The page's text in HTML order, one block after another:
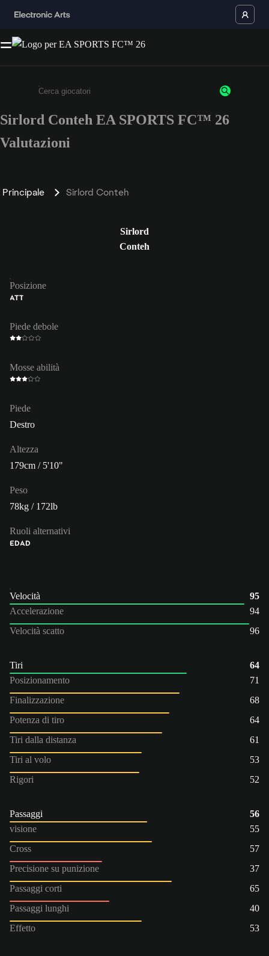
Inserisci un minimo di 3 caratteri o numeri.
Sirlord Conteh EA SPORTS FC™ 26
Valutazioni
Principale Sirlord Conteh
Sirlord
Conteh
Posizione
ATT
Piede debole
Mosse abilità
Piede
Destro
Altezza
179cm / 5'10"
Peso
78kg / 172lb
Ruoli alternativi
EDAD
Velocità
95
Accelerazione
94
Velocità scatto
96
Tiri
64
Posizionamento
71
Finalizzazione
68
Potenza di tiro
64
Tiri dalla distanza
61
Tiri al volo
53
Rigori
52
Passaggi
56
visione
55
Cross
57
Precisione su punizione
37
Passaggi corti
65
Passaggi lunghi
40
Effetto
53